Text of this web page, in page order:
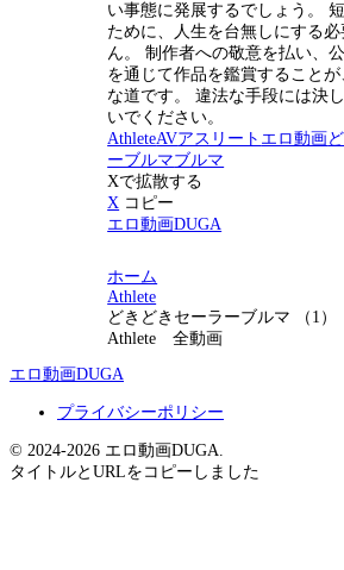
い事態に発展するでしょう。
ために、人生を台無しにする
ん。 制作者への敬意を払い、
を通じて作品を鑑賞すること
な道です。 違法な手段には決
いでください。
AthleteAVアスリート エロ動画
ーブルマブルマ
Xで拡散する
X コピー
エロ動画DUGA
ホーム
Athlete
どきどきセーラーブルマ （1）
Athlete 全動画
エロ動画DUGA
プライバシーポリシー
© 2024-2026 エロ動画DUGA.
タイトルとURLをコピーしました